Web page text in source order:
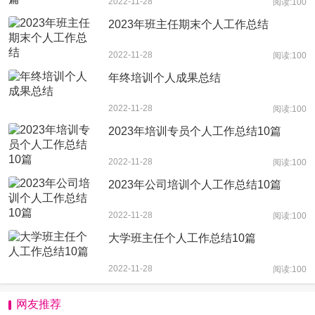
阅读:100
2023年班主任期末个人工作总结
2022-11-28 阅读:100
年终培训个人成果总结
2022-11-28 阅读:100
2023年培训专员个人工作总结10篇
2022-11-28 阅读:100
2023年公司培训个人工作总结10篇
2022-11-28 阅读:100
大学班主任个人工作总结10篇
2022-11-28 阅读:100
网友推荐